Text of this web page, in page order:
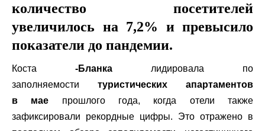
количество посетителей
увеличилось на 7,2% и превысило
показатели до пандемии.
Коста -Бланка лидировала по
заполняемости туристических апартаментов
в мае прошлого года, когда отели также
зафиксировали рекордные цифры. Это отражено в